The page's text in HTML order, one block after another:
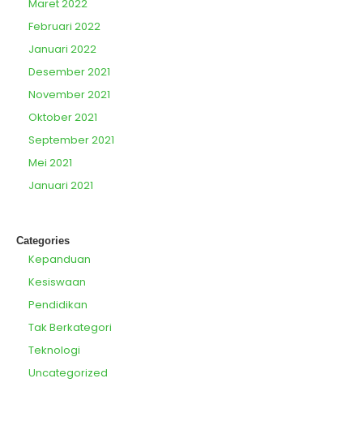
Maret 2022
Februari 2022
Januari 2022
Desember 2021
November 2021
Oktober 2021
September 2021
Mei 2021
Januari 2021
Categories
Kepanduan
Kesiswaan
Pendidikan
Tak Berkategori
Teknologi
Uncategorized